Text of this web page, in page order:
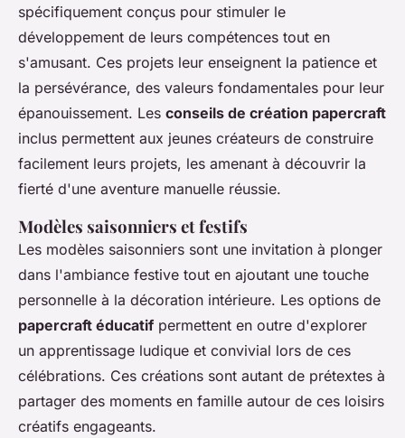
spécifiquement conçus pour stimuler le
développement de leurs compétences tout en
s'amusant. Ces projets leur enseignent la patience et
la persévérance, des valeurs fondamentales pour leur
épanouissement. Les conseils de création papercraft
inclus permettent aux jeunes créateurs de construire
facilement leurs projets, les amenant à découvrir la
fierté d'une aventure manuelle réussie.
Modèles saisonniers et festifs
Les modèles saisonniers sont une invitation à plonger
dans l'ambiance festive tout en ajoutant une touche
personnelle à la décoration intérieure. Les options de
papercraft éducatif permettent en outre d'explorer
un apprentissage ludique et convivial lors de ces
célébrations. Ces créations sont autant de prétextes à
partager des moments en famille autour de ces loisirs
créatifs engageants.